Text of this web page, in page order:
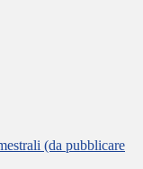
(da pubblicare